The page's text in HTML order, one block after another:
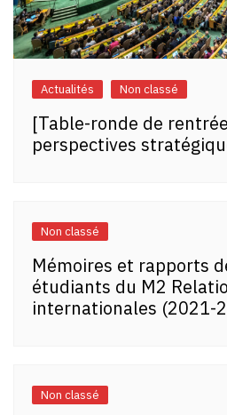
Actualités Non classé
[Table-ronde de
perspectives
Non classé
Mémoires et rapports
étudiants du M2
internationales (2021-
Non classé